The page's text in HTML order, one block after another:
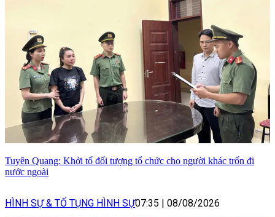
Tuyên Quang: Khởi tố đối tượng tổ chức cho người khác trốn đi
nước ngoài
HÌNH SỰ & TỐ TỤNG HÌNH SỰ07:35 | 08/08/2026